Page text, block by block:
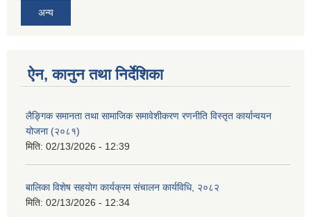
अन्य
ऐन, कानुन तथा निर्देशिका
लैङ्गिक समानता तथा सामाजिक समावेशीकरण रणनीति विस्तृत कार्यान्वयन
योजना (२०८१)
मिति: 02/13/2026 - 12:39
बालिका विशेष सहयाेग कार्यक्रम स‌ंचालन कार्यविधि, २०८२
मिति: 02/13/2026 - 12:34